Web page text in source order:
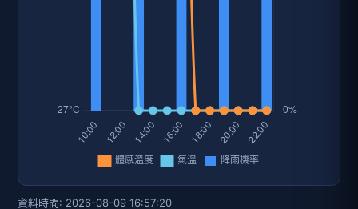
資料時間: 2026-08-09 16:57:20